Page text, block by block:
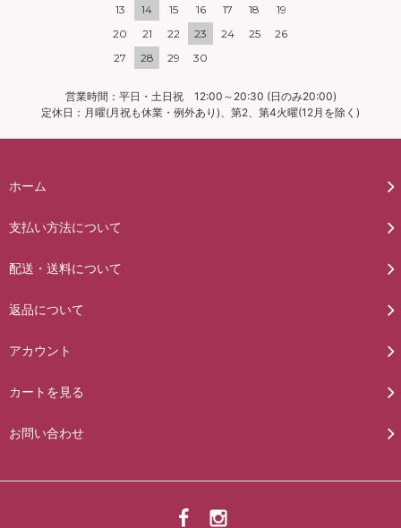
13
14 15 16 17 18
19
20
21 22 23 24 25
26
27
28 29 30
営業時間：平日・土日祝 12:00～20:30 (日のみ20:00)
定休日：月曜(月祝も休業・例外あり)、第2、第4火曜(12月を除く)
ホーム
支払い方法について
配送・送料について
返品について
アカウント
カートを見る
お問い合わせ